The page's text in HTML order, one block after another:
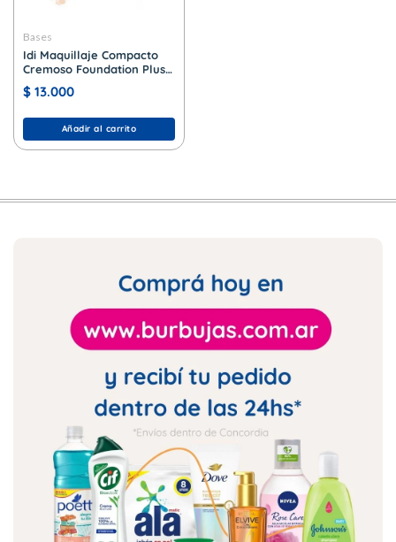
Bases
Idi Maquillaje Compacto
Cremoso Foundation Plus
+ Nº 111 Nude Beige
$ 13.000
Añadir al carrito